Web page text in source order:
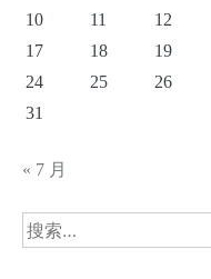
10
11 12
17
18 19
24
25 26
31
« 7 月
搜
索：